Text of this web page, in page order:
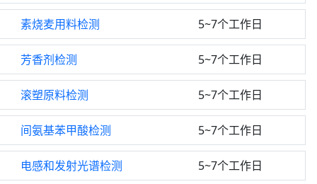
素烧麦用料检测 5~7个工作日
芳香剂检测 5~7个工作日
滚塑原料检测 5~7个工作日
间氨基苯甲酸检测 5~7个工作日
电感和发射光谱检测 5~7个工作日